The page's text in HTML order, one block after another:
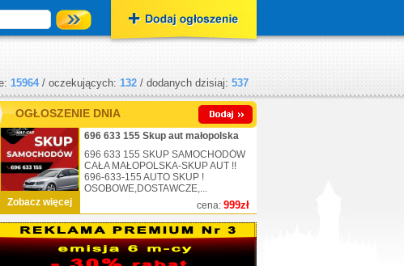
15964/ oczekujących: 132 / dodanych dzisiaj: 537
OGŁOSZENIE DNIA
Zobacz więcej cena: 999zł
696 633 155 Skup aut małopolska
696 633 155 SKUP SAMOCHODÓW
CAŁA MAŁOPOLSKA-SKUP AUT !!
696-633-155 AUTO SKUP !
OSOBOWE,DOSTAWCZE,...